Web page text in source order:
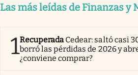
Las más leídas de Finanzas y
1Recuperada Cedear: saltó casi
borró las pérdidas de 2026 y
¿conviene comprar?